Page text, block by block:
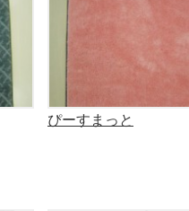
ぴーすまっと